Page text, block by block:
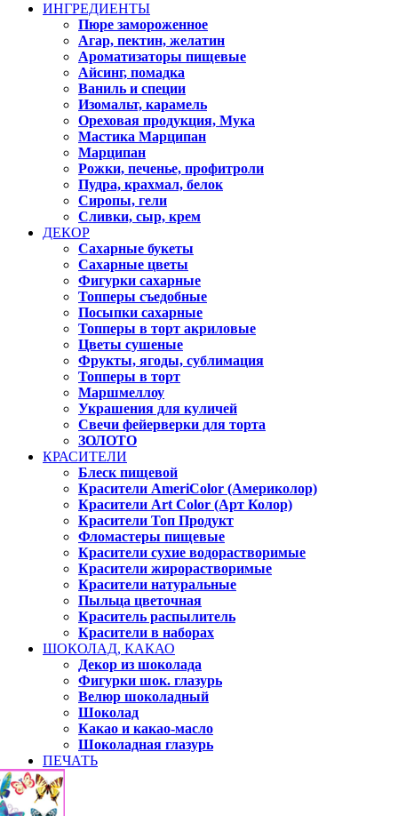
ИНГРЕДИЕНТЫ
Пюре замороженное
Агар, пектин, желатин
Ароматизаторы пищевые
Айсинг, помадка
Ваниль и специи
Изомальт, карамель
Ореховая продукция, Мука
Мастика Марципан
Марципан
Рожки, печенье, профитроли
Пудра, крахмал, белок
Сиропы, гели
Сливки, сыр, крем
ДЕКОР
Сахарные букеты
Сахарные цветы
Фигурки сахарные
Топперы съедобные
Посыпки сахарные
Топперы в торт акриловые
Цветы сушеные
Фрукты, ягоды, сублимация
Топперы в торт
Маршмеллоу
Украшения для куличей
Свечи фейерверки для торта
ЗОЛОТО
КРАСИТЕЛИ
Блеск пищевой
Красители AmeriColor (Америколор)
Красители Art Color (Арт Колор)
Красители Топ Продукт
Фломастеры пищевые
Красители сухие водорастворимые
Красители жирорастворимые
Красители натуральные
Пыльца цветочная
Краситель распылитель
Красители в наборах
ШОКОЛАД, КАКАО
Декор из шоколада
Фигурки шок. глазурь
Велюр шоколадный
Шоколад
Какао и какао-масло
Шоколадная глазурь
ПЕЧАТЬ